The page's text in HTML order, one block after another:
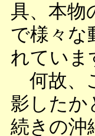
具、本物
で様々な
れていま
何故、
影したか
続きの沖